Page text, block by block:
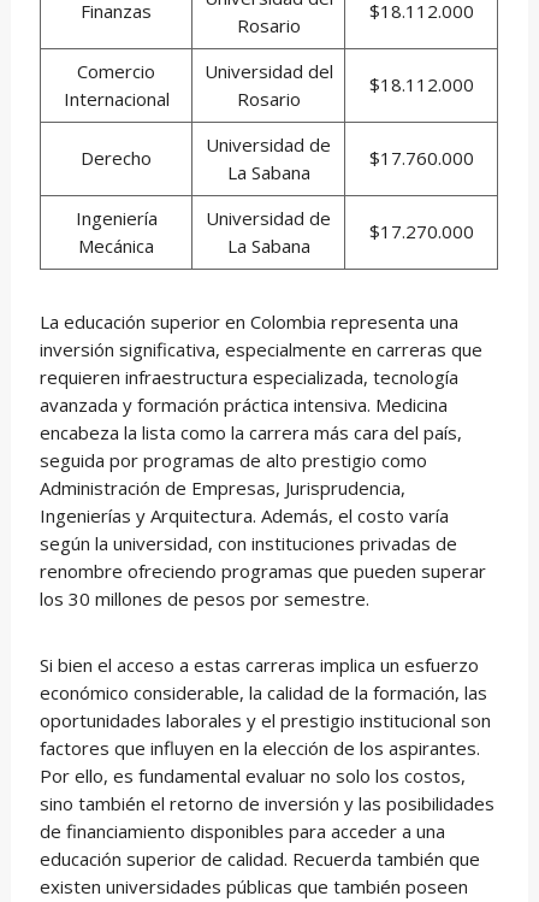
Finanzas
Rosario
$18.112.000
Comercio
Internacional
Universidad del
Rosario
$18.112.000
Derecho
Universidad de
La Sabana
$17.760.000
Ingeniería
Mecánica
Universidad de
La Sabana
$17.270.000
La educación superior en Colombia representa una
inversión significativa, especialmente en carreras que
requieren infraestructura especializada, tecnología
avanzada y formación práctica intensiva. Medicina
encabeza la lista como la carrera más cara del país,
seguida por programas de alto prestigio como
Administración de Empresas, Jurisprudencia,
Ingenierías y Arquitectura. Además, el costo varía
según la universidad, con instituciones privadas de
renombre ofreciendo programas que pueden superar
los 30 millones de pesos por semestre.
Si bien el acceso a estas carreras implica un esfuerzo
económico considerable, la calidad de la formación, las
oportunidades laborales y el prestigio institucional son
factores que influyen en la elección de los aspirantes.
Por ello, es fundamental evaluar no solo los costos,
sino también el retorno de inversión y las posibilidades
de financiamiento disponibles para acceder a una
educación superior de calidad. Recuerda también que
existen universidades públicas que también poseen